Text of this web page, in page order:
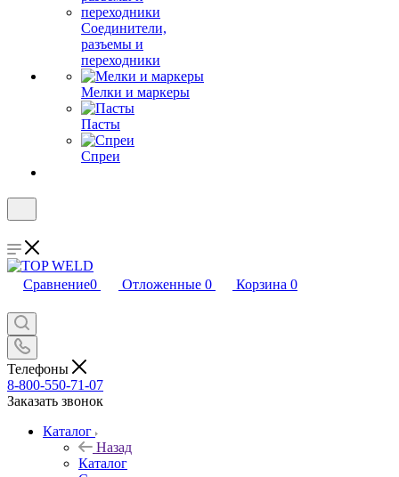
Соединители,
разъемы и
переходники
Мелки и маркеры
Пасты
Спреи
Сравнение0 Отложенные 0 Корзина 0
Телефоны
8-800-550-71-07
Заказать звонок
Каталог
Назад
Каталог